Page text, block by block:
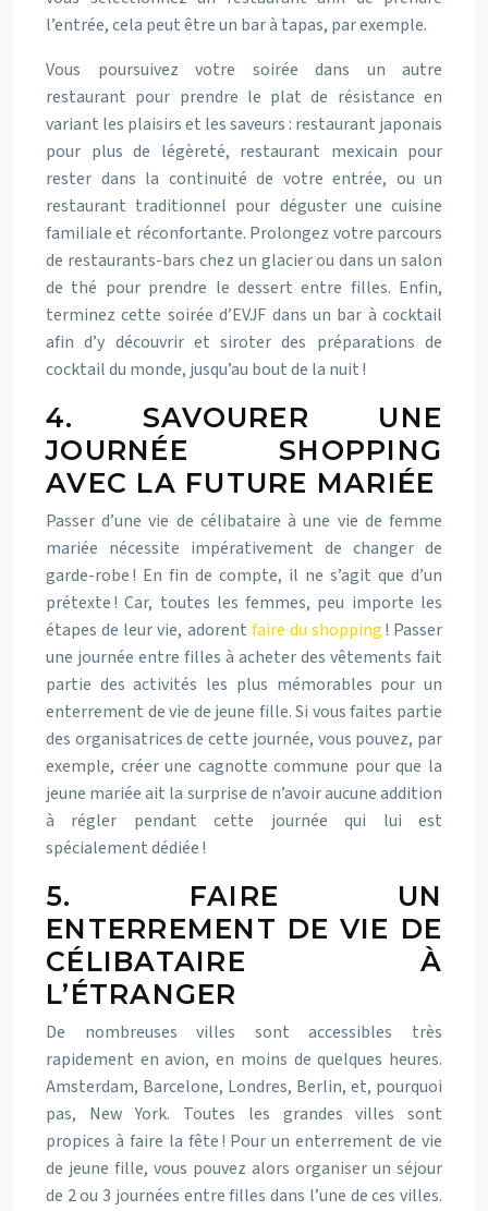
l’entrée, cela peut être un bar à tapas, par exemple.
Vous poursuivez votre soirée dans un autre
restaurant pour prendre le plat de résistance en
variant les plaisirs et les saveurs : restaurant japonais
pour plus de légèreté, restaurant mexicain pour
rester dans la continuité de votre entrée, ou un
restaurant traditionnel pour déguster une cuisine
familiale et réconfortante. Prolongez votre parcours
de restaurants-bars chez un glacier ou dans un salon
de thé pour prendre le dessert entre filles. Enfin,
terminez cette soirée d’EVJF dans un bar à cocktail
afin d’y découvrir et siroter des préparations de
cocktail du monde, jusqu’au bout de la nuit !
4. SAVOURER UNE
JOURNÉE SHOPPING
AVEC LA FUTURE MARIÉE
Passer d’une vie de célibataire à une vie de femme
mariée nécessite impérativement de changer de
garde-robe ! En fin de compte, il ne s’agit que d’un
prétexte ! Car, toutes les femmes, peu importe les
étapes de leur vie, adorent faire du shopping! Passer
une journée entre filles à acheter des vêtements fait
partie des activités les plus mémorables pour un
enterrement de vie de jeune fille. Si vous faites partie
des organisatrices de cette journée, vous pouvez, par
exemple, créer une cagnotte commune pour que la
jeune mariée ait la surprise de n’avoir aucune addition
à régler pendant cette journée qui lui est
spécialement dédiée !
5. FAIRE UN
ENTERREMENT DE VIE DE
CÉLIBATAIRE À
L’ÉTRANGER
De nombreuses villes sont accessibles très
rapidement en avion, en moins de quelques heures.
Amsterdam, Barcelone, Londres, Berlin, et, pourquoi
pas, New York. Toutes les grandes villes sont
propices à faire la fête ! Pour un enterrement de vie
de jeune fille, vous pouvez alors organiser un séjour
de 2 ou 3 journées entre filles dans l’une de ces villes.